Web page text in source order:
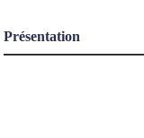
Présentation